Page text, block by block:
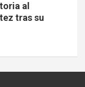
al
tras su